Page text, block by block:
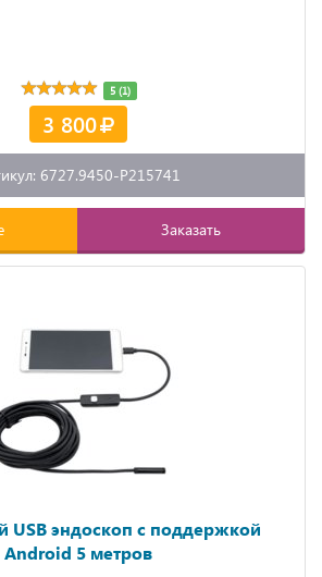
5 (1)
3 800
6727.9450-P215741
Заказать
USB эндоскоп с поддержкой
Android 5 метров